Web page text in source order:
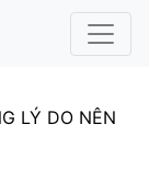
LÝ DO NÊN